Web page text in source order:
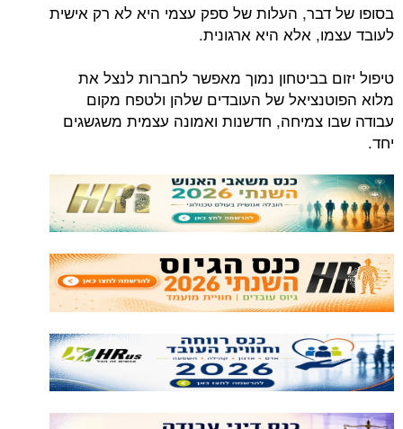
בסופו של דבר, העלות של ספק עצמי היא לא רק אישית
לעובד עצמו, אלא היא ארגונית.
טיפול יזום בביטחון נמוך מאפשר לחברות לנצל את
מלוא הפוטנציאל של העובדים שלהן ולטפח מקום
עבודה שבו צמיחה, חדשנות ואמונה עצמית משגשגים
יחד.